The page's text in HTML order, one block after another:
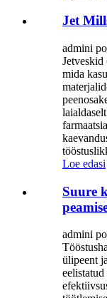
Jet
admini
Jetveskid
mida
Loe edasi
Suure
admini
ülipeent